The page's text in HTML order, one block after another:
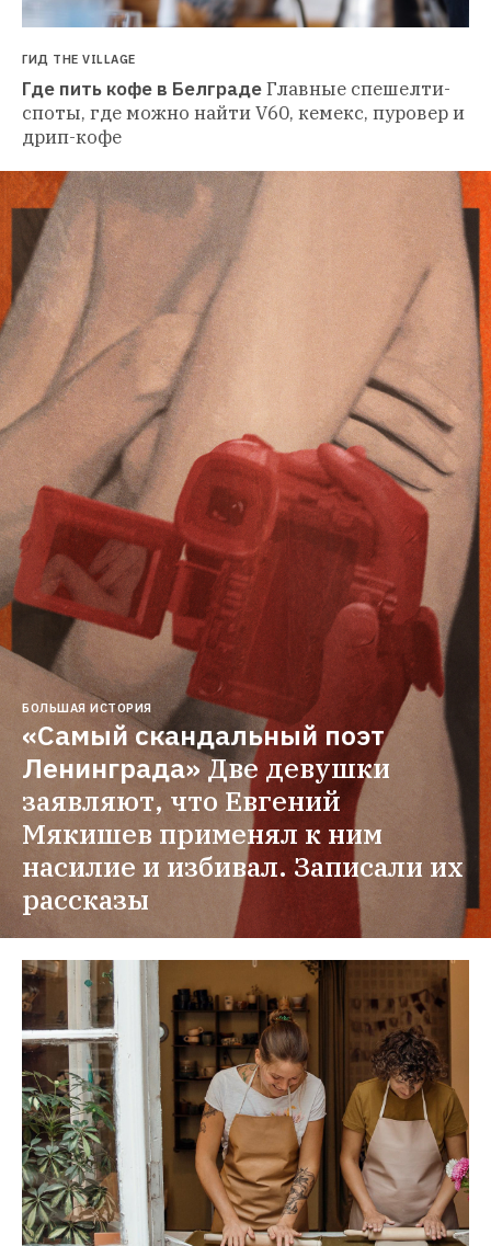
ГИД THE VILLAGE
Где пить кофе в БелградеГлавные спешелти-
споты, где можно найти V60, кемекс, пуровер и
дрип-кофе
БОЛЬШАЯ ИСТОРИЯ
«Самый скандальный поэт
Ленинграда»Две девушки
заявляют, что Евгений
Мякишев применял к ним
насилие и избивал. Записали их
рассказы